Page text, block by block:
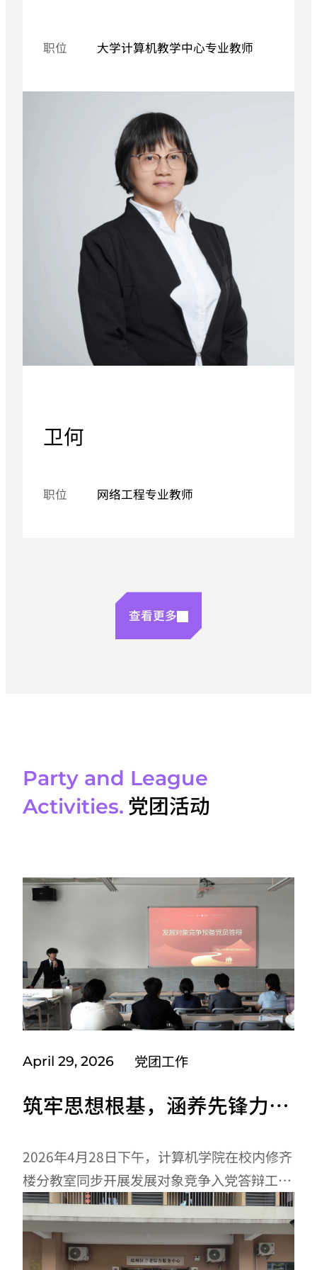
职位 大学计算机教学中心专业教师
卫何
职位 网络工程专业教师
查看更多
Party and League
Activities. 党团活动
April 29, 2026 党团工作
筑牢思想根基，涵养先锋力量
入党答辩圆满结束
2026年4月28日下午，计算机学院在校内修齐
楼分教室同步开展发展对象竞争入党答辩工
作。本次答辩参与对象为28名发展对象，计算
机学院各学生党支部书记、教工党支部副书记
及党建团队负责老师担任评委。本次答辩，旨